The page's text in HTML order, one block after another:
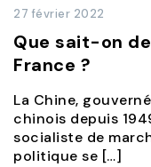
27 février 2022
Que sait-on
France ?
La Chine,
chinois depuis
socialiste de
politique se […]